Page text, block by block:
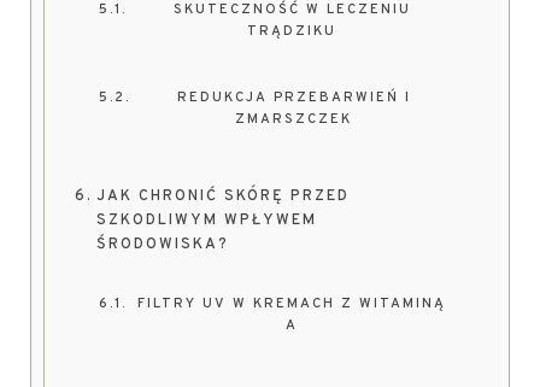
SKUTECZNOŚĆ W LECZENIU
TRĄDZIKU
REDUKCJA PRZEBARWIEŃ I
ZMARSZCZEK
JAK CHRONIĆ SKÓRĘ PRZED
SZKODLIWYM WPŁYWEM
ŚRODOWISKA?
FILTRY UV W KREMACH Z WITAMINĄ
A